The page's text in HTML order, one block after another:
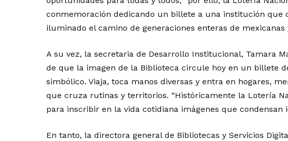
conmemoración dedicando un billete a una institución que
iluminado el camino de generaciones enteras de mexicanas
A su vez, la secretaria de Desarrollo Institucional, Tamara
de que la imagen de la Biblioteca circule hoy en un billete
simbólico. Viaja, toca manos diversas y entra en hogares,
que cruza rutinas y territorios. “Históricamente la Lotería
para inscribir en la vida cotidiana imágenes que condensan
En tanto, la directora general de Bibliotecas y Servicios